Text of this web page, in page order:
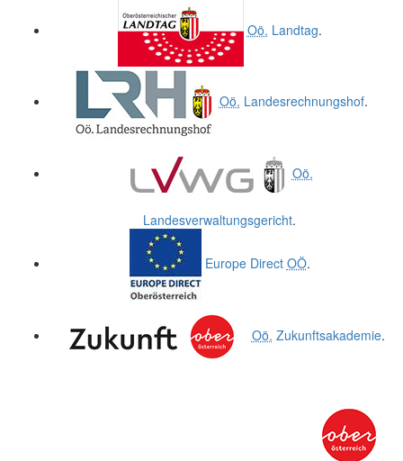
Oö. Landtag.
Oö. Landesrechnungshof.
Oö.
Landesverwaltungsgericht.
Europe Direct OÖ.
Oö. Zukunftsakademie.